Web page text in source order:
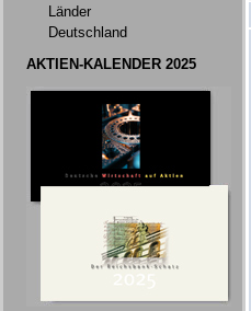
Länder
Deutschland
AKTIEN-KALENDER 2025